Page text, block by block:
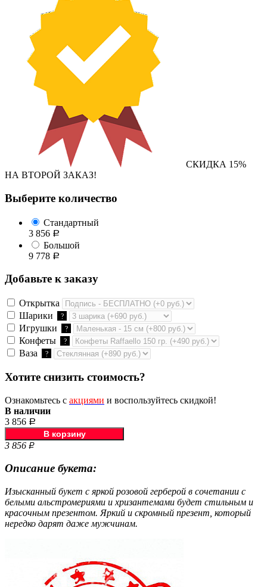
СКИДКА 15%
НА ВТОРОЙ ЗАКАЗ!
Выберите количество
Стандартный
3 856 Р
Большой
9 778 Р
Добавьте к заказу
Открытка
Шарики
?
Игрушки ?
Конфеты ?
Ваза ?
Хотите снизить стоимость?
Ознакомьтесь с акциями и воспользуйтесь скидкой!
В наличии
3 856 Р
3 856 Р
Описание букета:
Изысканный букет с яркой розовой герберой в сочетании с
белыми альстромериями и хризантемами будет стильным и
красочным презентом. Яркий и скромный презент, который
нередко дарят даже мужчинам.